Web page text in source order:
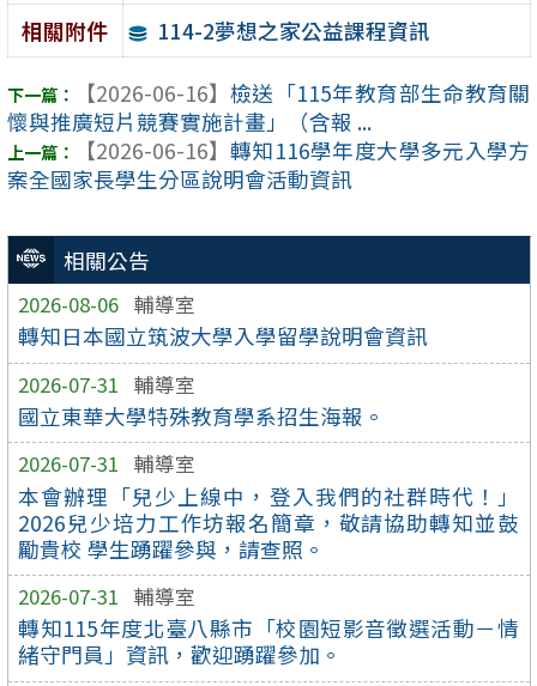
相關公告
2026-08-06 輔導室
轉知日本國立筑波大學入學留學說明會資訊
2026-07-31 輔導室
國立東華大學特殊教育學系招生海報。
2026-07-31 輔導室
本會辦理「兒少上線中，登入我們的社群時代！」
2026兒少培力工作坊報名簡章，敬請協助轉知並鼓
勵貴校 學生踴躍參與，請查照。
2026-07-31 輔導室
轉知115年度北臺八縣市「校園短影音徵選活動－情
緒守門員」資訊，歡迎踴躍參加。
相關附件 114-2夢想之家公益課程資訊
【2026-06-16】 檢送「115年教育部生命教育關
懷與推廣短片競賽實施計畫」（含報 ...
【2026-06-16】 轉知116學年度大學多元入學方
案全國家長學生分區說明會活動資訊